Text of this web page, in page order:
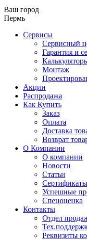
Ваш город
Пермь
Сервисы
Сервисный
Гарантия и
Монтаж
Акции
Распродажа
Как Купить
Заказ
Оплата
Доставка
Возврат
О Компании
О компании
Новости
Статьи
Сертификаты
Успешные
Спецоценка
Контакты
Отдел
Реквизиты